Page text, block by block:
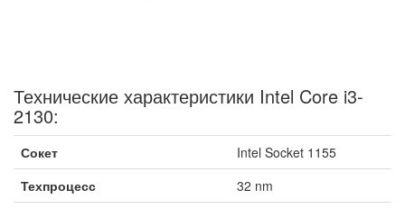
Технические характеристики Intel Core i3-
2130:
Сокет
Intel Socket 1155
Техпроцесс
32 nm